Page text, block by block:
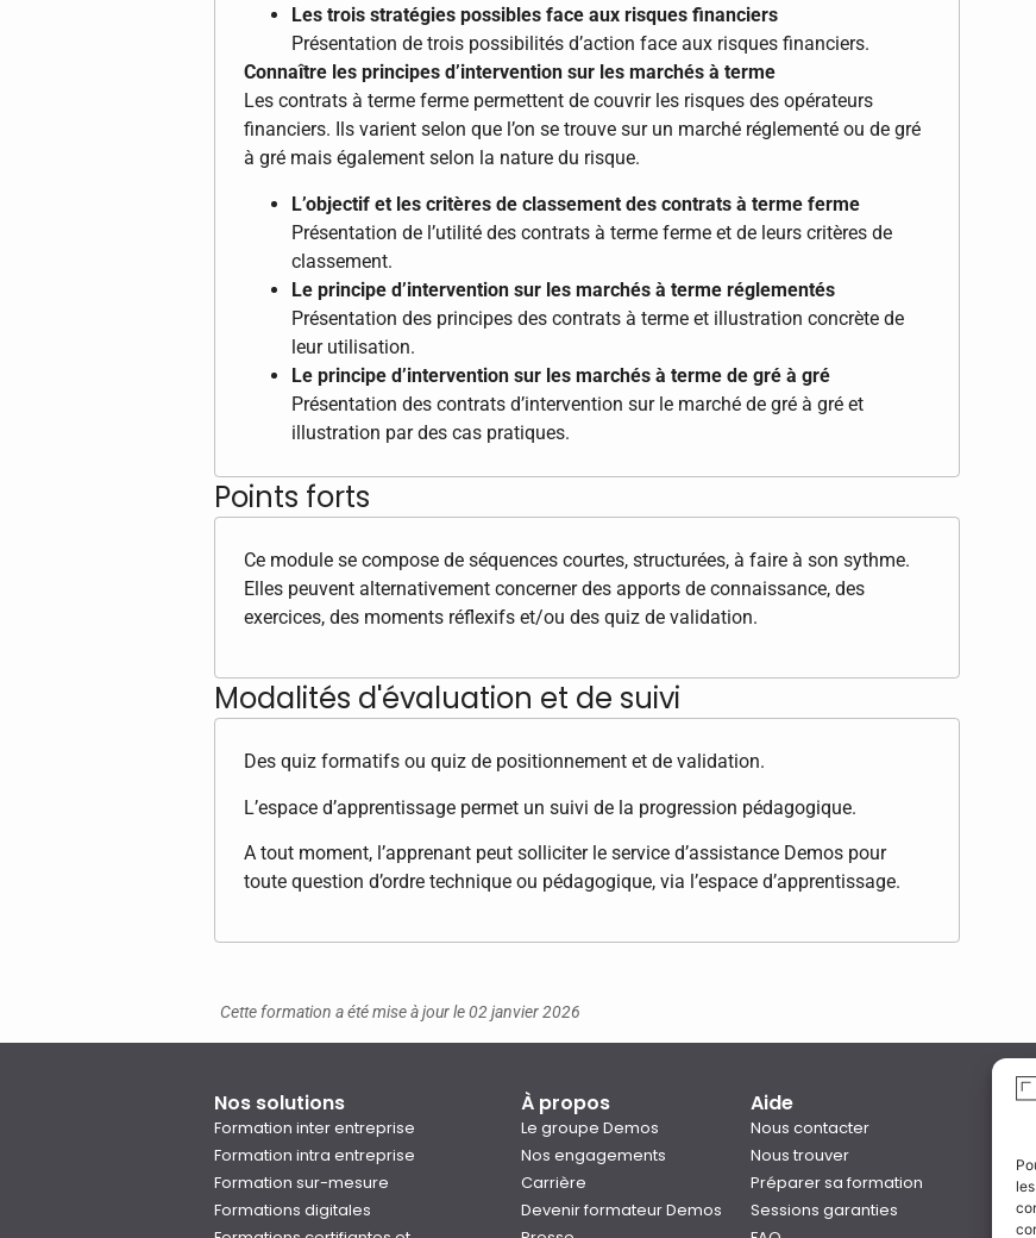
Les trois stratégies possibles face aux risques financiers
Présentation de trois possibilités d’action face aux risques financiers.
Connaître les principes d’intervention sur les marchés à terme
Les contrats à terme ferme permettent de couvrir les risques des opérateurs
financiers. Ils varient selon que l’on se trouve sur un marché réglementé ou de gré
à gré mais également selon la nature du risque.
L’objectif et les critères de classement des contrats à terme ferme
Présentation de l’utilité des contrats à terme ferme et de leurs critères de
classement.
Le principe d’intervention sur les marchés à terme réglementés
Présentation des principes des contrats à terme et illustration concrète de
leur utilisation.
Le principe d’intervention sur les marchés à terme de gré à gré
Présentation des contrats d’intervention sur le marché de gré à gré et
illustration par des cas pratiques.
Points forts
Ce module se compose de séquences courtes, structurées, à faire à son sythme.
Elles peuvent alternativement concerner des apports de connaissance, des
exercices, des moments réflexifs et/ou des quiz de validation.
Modalités d'évaluation et de suivi
Des quiz formatifs ou quiz de positionnement et de validation.
L’espace d’apprentissage permet un suivi de la progression pédagogique.
A tout moment, l’apprenant peut solliciter le service d’assistance Demos pour
toute question d’ordre technique ou pédagogique, via l’espace d’apprentissage.
Cette formation a été mise à jour le 02 janvier 2026
Nos solutions
Formation inter entreprise
Formation intra entreprise
Formation sur-mesure
Formations digitales
À propos
Le groupe Demos
Nos engagements
Carrière
Devenir formateur Demos
Aide
Nous contacter
Nous trouver
Préparer sa formation
Sessions garanties